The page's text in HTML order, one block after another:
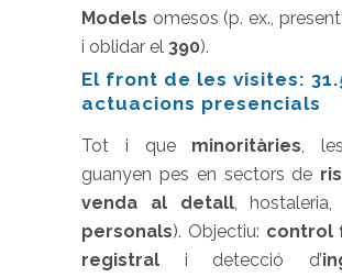
Models omesos (p. ex.,
i oblidar el 390).
El front de les visites:
actuacions presencials
Tot i que minoritàries,
guanyen pes en sectors de
venda al detall, hostaleria,
personals). Objectiu: control
registral i detecció d’